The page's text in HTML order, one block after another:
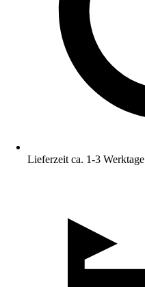
Lieferzeit ca. 1-3 Werktage